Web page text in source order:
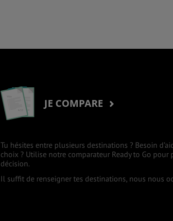
JE COMPARE
Tu hésites entre plusieurs destinations ? Besoin
choix ? Utilise notre comparateur Ready to Go pour
décision.
Il suffit de renseigner tes destinations, nous nous